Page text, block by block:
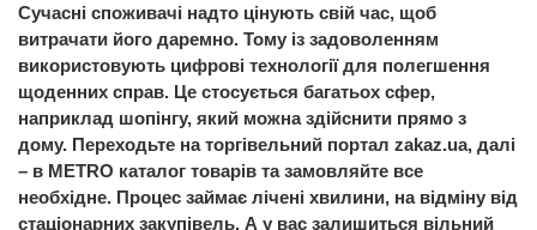
Сучасні споживачі надто цінують свій час, щоб
витрачати його даремно. Тому із задоволенням
використовують цифрові технології для полегшення
щоденних справ. Це стосується багатьох сфер,
наприклад шопінгу, який можна здійснити прямо з
дому. Переходьте на торгівельний портал zakaz.ua, далі
– в METRO каталог товарів та замовляйте все
необхідне. Процес займає лічені хвилини, на відміну від
стаціонарних закупівель. А у вас залишиться вільний